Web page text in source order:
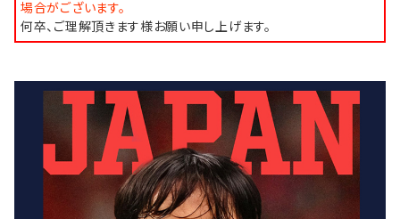
場合がございます。
何卒、ご理解頂きます様お願い申し上げます。